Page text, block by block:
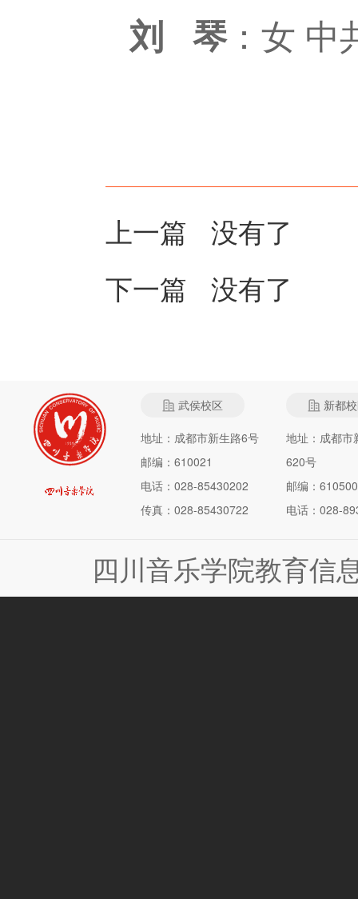
刘 琴：女 中
上一篇 没有了
下一篇 没有了
武侯校区
地址：成都市新生路6号
邮编：610021
电话：028-85430202
传真：028-85430722
新都
地址：成都市
620号
邮编：610500
电话：028-
四川音乐学院教育